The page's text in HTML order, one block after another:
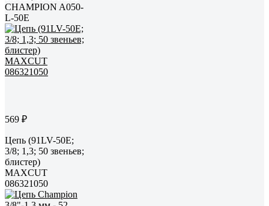
CHAMPION A050-
L-50E
569 ₽
Цепь (91LV-50E;
3/8; 1,3; 50 звеньев;
блистер)
MAXCUT
086321050